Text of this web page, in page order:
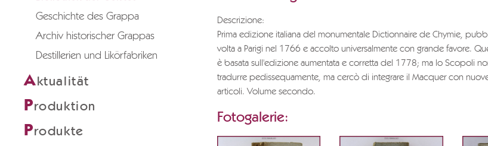
Geschichte des Grappa
Archiv historischer Grappas
Destillerien und Likörfabriken
A ktualität
Produktion
Produkte
Descrizione:
Prima edizione italiana del monumentale Dictionnaire de Chymie,
volta a Parigi nel 1766 e accolto universalmente con grande favore.
è basata sull'edizione aumentata e corretta del 1778; ma lo Scopoli
tradurre pedissequamente, ma cercò di integrare il Macquer con
articoli. Volume secondo.
Fotogalerie: